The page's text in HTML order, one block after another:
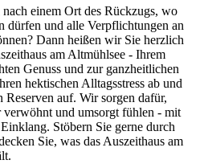
einem Ort des Rückzugs, wo
dürfen und alle Verpflichtungen an
Dann heißen wir Sie herzlich
am Altmühlsee - Ihrem
Genuss und zur ganzheitlichen
hektischen Alltagsstress ab und
Reserven auf. Wir sorgen dafür,
verwöhnt und umsorgt fühlen - mit
Stöbern Sie gerne durch
Sie, was das Auszeithaus am